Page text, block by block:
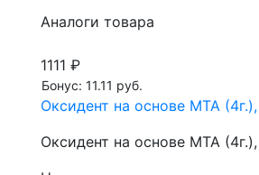
Аналоги товара
1111 ₽
Бонус: 11.11 руб.
Оксидент на основе МТА
Оксидент на основе МТА